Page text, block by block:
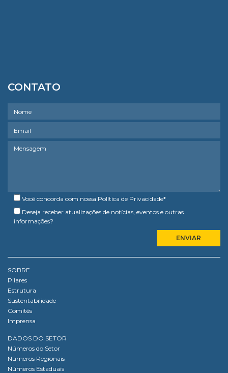
CONTATO
Você concorda com nossa Política de Privacidade*
Deseja receber atualizações de notícias, eventos e outras
informações?
SOBRE
Pilares
Estrutura
Sustentabilidade
Comitês
Imprensa
DADOS DO SETOR
Números do Setor
Números Regionais
Números Estaduais